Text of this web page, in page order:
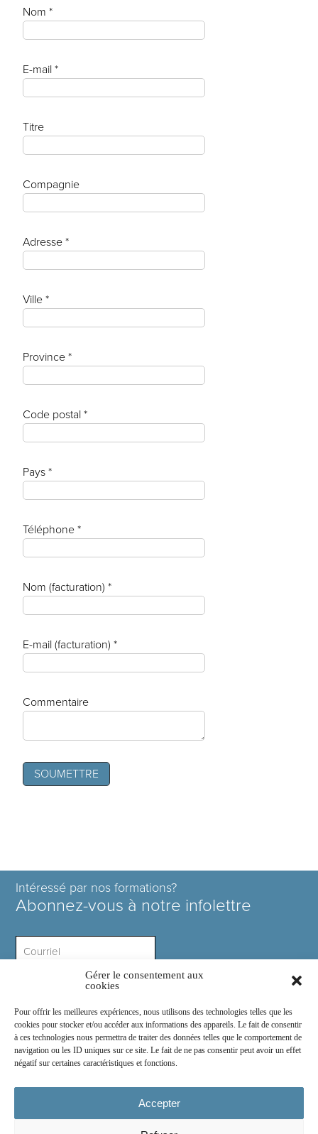
Gérer le consentement aux
cookies
Pour offrir les meilleures expériences, nous utilisons des technologies telles que les
cookies pour stocker et/ou accéder aux informations des appareils. Le fait de consentir
à ces technologies nous permettra de traiter des données telles que le comportement de
navigation ou les ID uniques sur ce site. Le fait de ne pas consentir peut avoir un effet
négatif sur certaines caractéristiques et fonctions.
Accepter
Nom *
E-mail *
Titre
Compagnie
Adresse *
Ville *
Province *
Code postal *
Pays *
Téléphone *
Nom (facturation) *
E-mail (facturation) *
Commentaire
Intéressé par nos formations?
Abonnez-vous à notre infolettre